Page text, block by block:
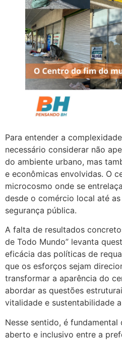
Para entender a
necessário considerar não
do ambiente urbano, mas
e econômicas envolvidas. O
microcosmo onde se
desde o comércio local até
segurança pública.
A falta de resultados
de Todo Mundo” levanta
eficácia das políticas de
que os esforços sejam
transformar a aparência do
abordar as questões
vitalidade e sustentabilidade
Nesse sentido, é fundamental
aberto e inclusivo entre a